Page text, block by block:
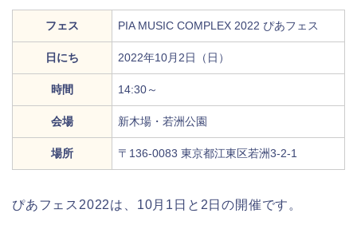
フェス PIA ​MUSIC COMPLEX 2022 ぴあフェス
日にち 2022年10月2日（日）
時間 14:30～
会場 新木場・若洲公園
場所 〒136-0083 東京都江東区若洲3-2-1
ぴあフェス2022は、10月1日と2日の開催です。